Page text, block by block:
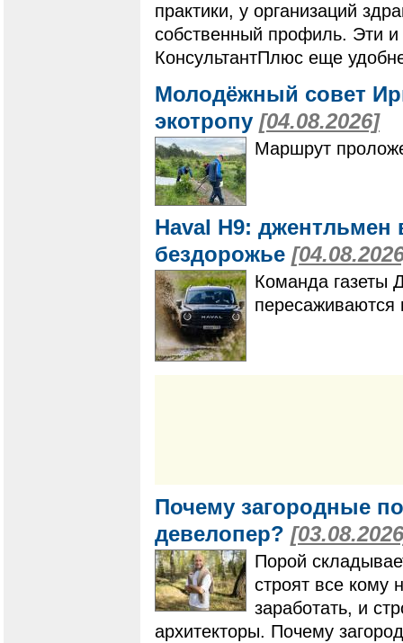
практики, у организаций
собственный профиль. Эти
КонсультантПлюс еще
Молодёжный совет
экотропу [04.08.2026]
Маршрут
Haval H9:
бездорожье
Команда газеты
пересаживаются
Почему загородные
девелопер?
Порой
строят все
заработать, и
архитекторы. Почему